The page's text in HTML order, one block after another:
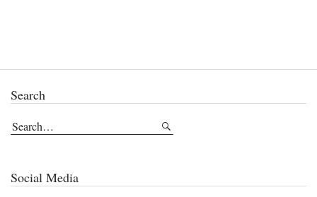
Search
Social Media